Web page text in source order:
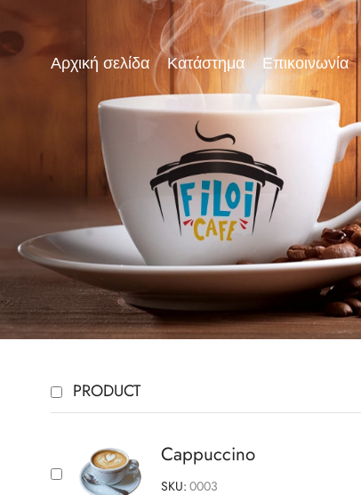
Αρχική σελίδα Κατάστημα Επικοινωνία
PRODUCT
Cappuccino
SKU: 0003